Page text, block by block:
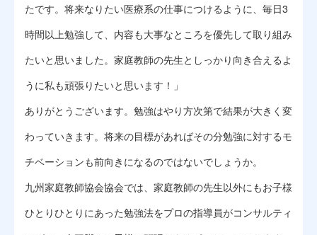
たです。将来なりたい医療系の仕事につけるように、毎日3
時間以上勉強して、内容も大事なところを優先して取り組み
たいと思いました。家庭教師の先生としっかり向き合えるよ
うに私も頑張りたいと思います！」
ありがとうございます。勉強はやり方次第で結果が大きく変
わっていきます。将来の目標があればその分勉強に対するモ
チベーションも前向きになるのではないでしょうか。
九州家庭教師協会協会では、家庭教師の先生以外にもお子様
ひとりひとりにあった勉強法をプロの指導員がコンサルティ